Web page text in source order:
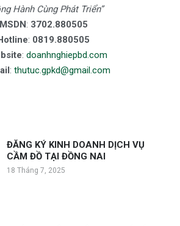
Hành Cùng Phát Triển”
MSDN: 3702.880505
: 0819.880505
: doanhnghiepbd.com
: thutuc.gpkd@gmail.com
ĐĂNG KÝ KINH DOANH DỊCH VỤ
CẦM ĐỒ TẠI ĐỒNG NAI
18 Tháng 7, 2025